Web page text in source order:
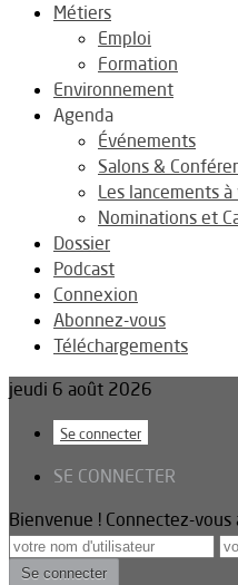
Métiers
Emploi
Formation
Environnement
Agenda
Événements
Salons &
Les lancements
Nominations et
Dossier
Podcast
Connexion
Abonnez-vous
Téléchargements
jeudi 6 août 2026
Se connecter
SE CONNECTER
Bienvenue ! Connectez-vous